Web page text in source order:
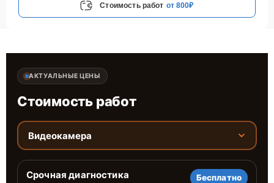
Стоимость работ от 800₽
АКТУАЛЬНЫЕ ЦЕНЫ
Стоимость работ
Видеокамера
Срочная диагностика Бесплатно